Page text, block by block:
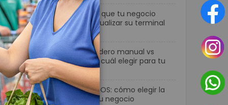
y
7 señales de que tu negocio
necesita actualizar su terminal
POS
Cajón monedero manual vs
automático: cuál elegir para tu
negocio
Terminales POS: cómo elegir la
mejor para tu negocio